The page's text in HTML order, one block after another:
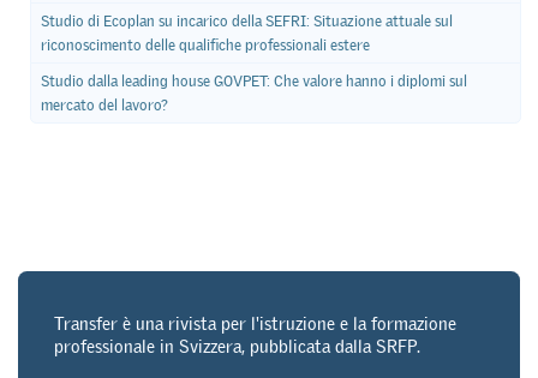
Studio di Ecoplan su incarico della SEFRI: Situazione attuale sul
riconoscimento delle qualifiche professionali estere
Studio dalla leading house GOVPET: Che valore hanno i diplomi sul
mercato del lavoro?
Transfer è una rivista per l'istruzione e la formazione
professionale in Svizzera, pubblicata dalla SRFP.